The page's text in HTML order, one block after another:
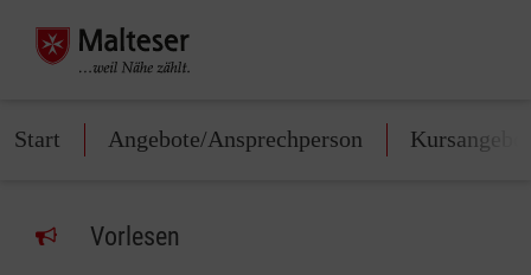
Start Angebote/Ansprechperson Kursangebot
Vorlesen